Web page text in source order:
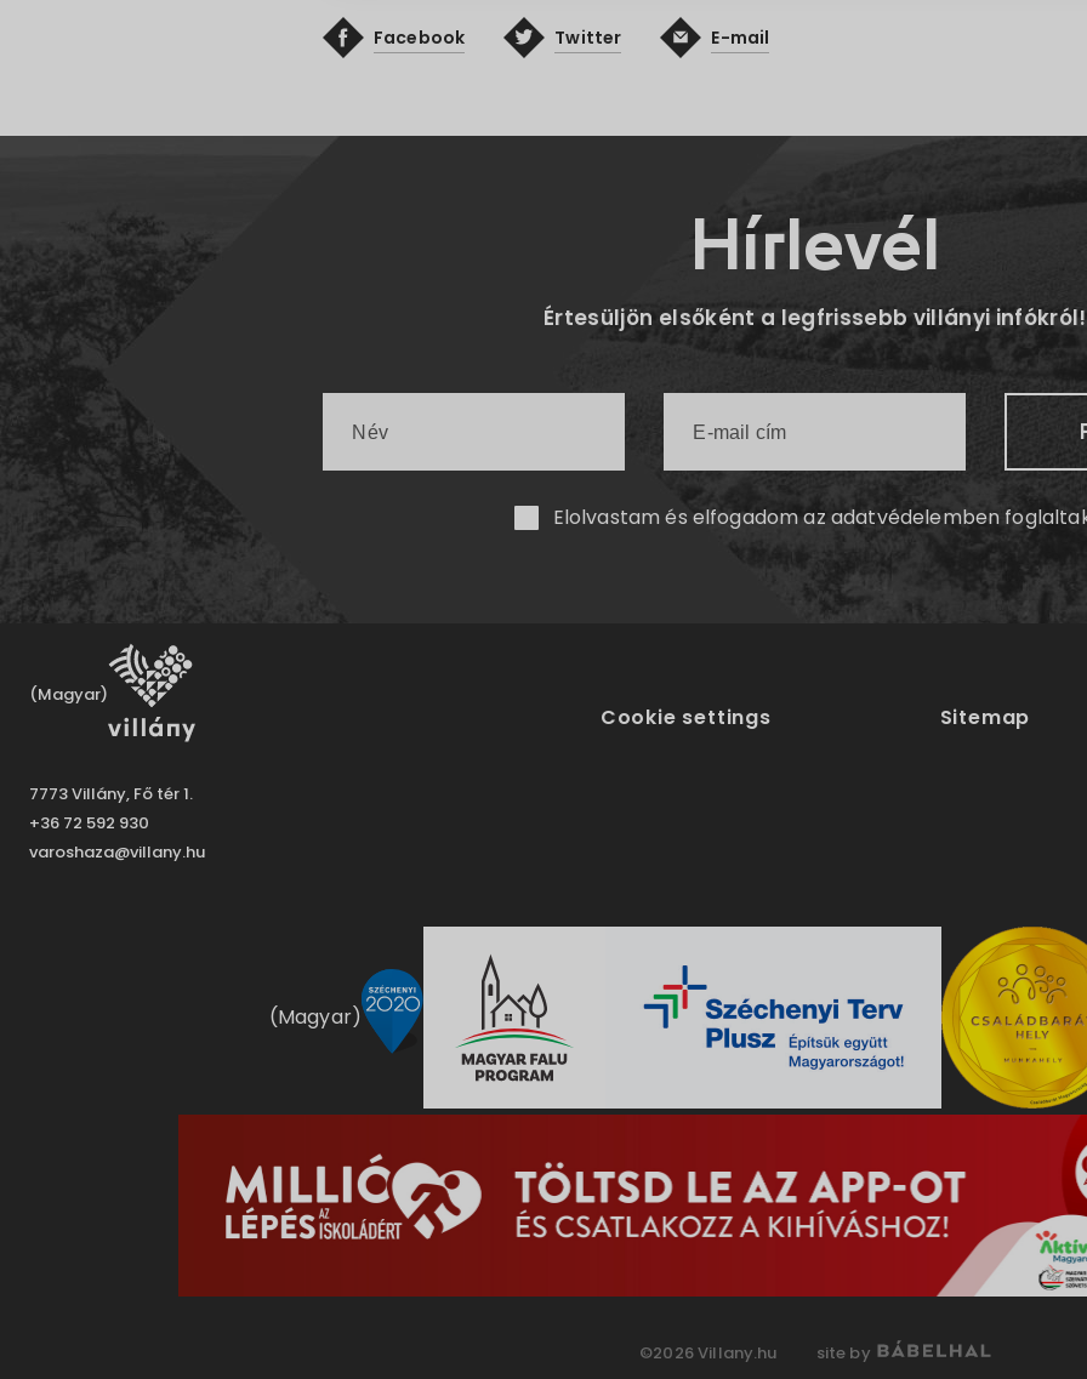
Facebook Twitter E-mail
Hírlevél
Értesüljön elsőként a legfrissebb villányi infókról!
Elolvastam és elfogadom azadatvédelemben
(Magyar)
7773 Villány, Fő tér 1.
+36 72 592 930
varoshaza@villany.hu
Cookie settings Sitemap
(Magyar)
©2026 Villany.hu site by